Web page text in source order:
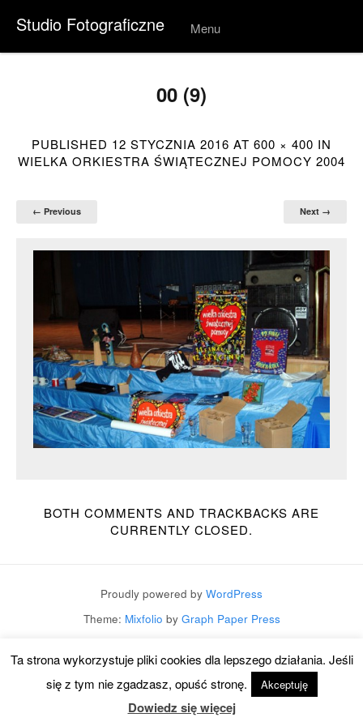
Studio Fotograficzne Menu
Skip to
00 (9)
PUBLISHED 12 STYCZNIA 2016 AT 600 × 400 IN
WIELKA ORKIESTRA ŚWIĄTECZNEJ POMOCY 2004
← Previous Next →
BOTH COMMENTS AND TRACKBACKS ARE
CURRENTLY CLOSED.
Proudly powered by WordPress
Theme: Mixfolio by Graph Paper Press
Ta strona wykorzystuje pliki cookies dla lepszego działania. Jeśli
się z tym nie zgadzasz, opuść stronę.
Akceptuję
Dowiedz się więcej